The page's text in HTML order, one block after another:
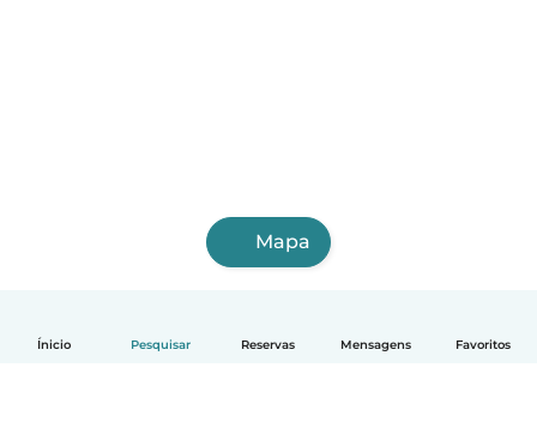
Ínicio Pesquisar Reservas Mensagens Favoritos
Mapa